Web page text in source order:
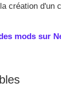
création d'un
mods sur